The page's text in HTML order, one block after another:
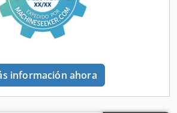
Sopfx Ab Djck - Registrador de
- Eje elevable - Caja para palets
- Neumáticos: 385/65/22,5 ¡Precio
Yourtrucks Grupo El Grupo Yourtrucks
se realizan a nivel internacional,
anuncios encontrará siempre el
información ahora